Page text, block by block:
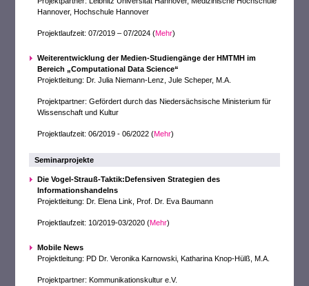
Hannover, Hochschule Hannover
Projektlaufzeit: 07/2019 – 07/2024 (Mehr)
Weiterentwicklung der Medien-Studiengänge der HMTMH im
Bereich „Computational Data Science“
Projektleitung: Dr. Julia Niemann-Lenz, Jule Scheper, M.A.
Projektpartner: Gefördert durch das Niedersächsische Ministerium für
Wissenschaft und Kultur
Projektlaufzeit: 06/2019 - 06/2022 (Mehr)
Seminarprojekte
Die Vogel-Strauß-Taktik:Defensiven Strategien des
Informationshandelns
Projektleitung: Dr. Elena Link, Prof. Dr. Eva Baumann
Projektlaufzeit: 10/2019-03/2020 (Mehr)
Mobile News
Projektleitung: PD Dr. Veronika Karnowski, Katharina Knop-Hülß, M.A.
Projektpartner: Kommunikationskultur e.V.